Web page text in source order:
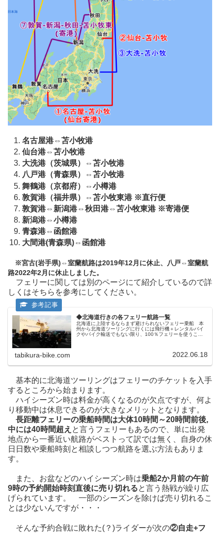
名古屋港⇔苫小牧港
仙台港⇔苫小牧港
大洗港（茨城県）⇔苫小牧港
八戸港（青森県）⇔苫小牧港
舞鶴港（京都府）⇔小樽港
敦賀港（福井県）⇔苫小牧東港 ※直行便
敦賀港⇔新潟港⇔秋田港⇔苫小牧東港 ※寄港便
新潟港⇔小樽港
青森港⇔函館港
大間港(青森県)⇔函館港
※宮古(岩手県)⇔室蘭航路は2019年12月に休止、八戸⇔室蘭航
路2022年2月に休止しました。
フェリーに関しては別のページにて紹介しているので詳
しくはそちらを参考にしてください。
◆北海道行きの各フェリー航路一覧
北海道に上陸するならまず避けられないフェリー乗船 本
州から北海道ツーリングに行くには飛行機＋レンタルバイ
クやバイク輸送でもない限り、100％フェリーを使うこと
tabikura-bike.com 2022.06.18
基本的に北海道ツーリングはフェリーのチケットを入手
するところから始まります。
ハイシーズン時は料金が高くなるのが欠点ですが、何よ
り移動中は休息できるのが大きなメリットとなります。
長距離フェリーの乗船時間は大体10時間～20時間前後,
中には40時間超え と言うフェリーもあるので、単に出発
地点から一番近い航路がベストって訳では無く、自身の休
日日数や乗船時刻と相談しつつ航路を選ぶ方法もありま
す。
また、お盆などのハイシーズン時は乗船2か月前の午前
9時の予約開始時刻直後に売り切れると言う熱戦が繰り広
げられています。 一部のシーズンを除けば売り切れるこ
とは少ないんですが・・・
そんな予約合戦に敗れた(？)ライダーが次の②自走+フ